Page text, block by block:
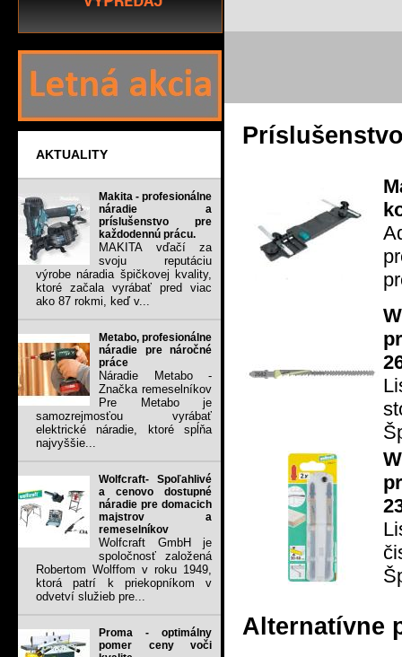
AKTUALITY
Makita - profesionálne
náradie a
príslušenstvo pre
každodennú prácu.
MAKITA vďačí za
svoju reputáciu
výrobe náradia špičkovej kvality,
ktoré začala vyrábať pred viac
ako 87 rokmi, keď v...
Metabo, profesionálne
náradie pre náročné
práce
Náradie Metabo -
Značka remeselníkov
Pre Metabo je
samozrejmosťou vyrábať
elektrické náradie, ktoré spĺňa
najvyššie...
Wolfcraft- Spoľahlivé
a cenovo dostupné
náradie pre domacich
majstrov a
remeselníkov
Wolfcraft GmbH je
spoločnosť založená
Robertom Wolffom v roku 1949,
ktorá patrí k priekopníkom v
odvetví služieb pre...
Proma - optimálny
pomer ceny voči
Alternatívne